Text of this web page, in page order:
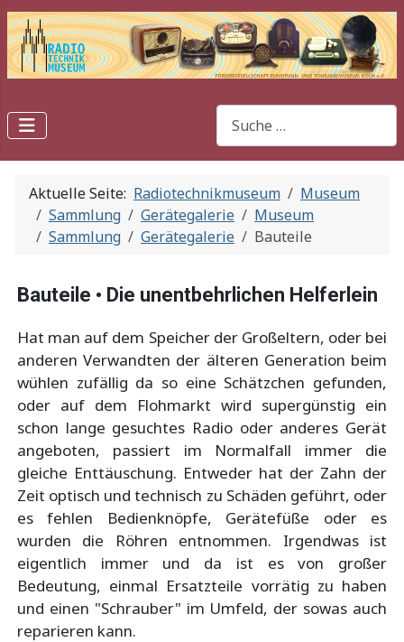
Suchen
Aktuelle Seite: Radiotechnikmuseum
Museum
Sammlung
Gerätegalerie
Museum
Sammlung
Gerätegalerie Bauteile
Bauteile • Die unentbehrlichen Helferlein
Hat man auf dem Speicher der Großeltern, oder bei
anderen Verwandten der älteren Generation beim
wühlen zufällig da so eine Schätzchen gefunden,
oder auf dem Flohmarkt wird supergünstig ein
schon lange gesuchtes Radio oder anderes Gerät
angeboten, passiert im Normalfall immer die
gleiche Enttäuschung. Entweder hat der Zahn der
Zeit optisch und technisch zu Schäden geführt, oder
es fehlen Bedienknöpfe, Gerätefüße oder es
wurden die Röhren entnommen. Irgendwas ist
eigentlich immer und da ist es von großer
Bedeutung, einmal Ersatzteile vorrätig zu haben
und einen "Schrauber" im Umfeld, der sowas auch
reparieren kann.